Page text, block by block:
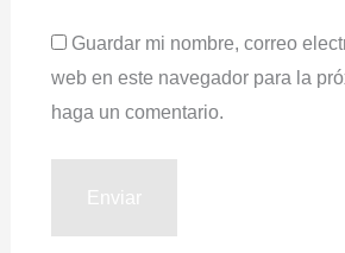
Guardar mi nombre, correo
web en este navegador para la
haga un comentario.